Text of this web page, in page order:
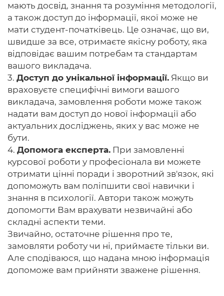
мають досвід, знання та розуміння методології,
а також доступ до інформації, якої може не
мати студент-початківець. Це означає, що ви,
швидше за все, отримаєте якісну роботу, яка
відповідає вашим потребам та стандартам
вашого викладача.
3. Доступ до унікальної інформації. Якщо ви
враховуєте специфічні вимоги вашого
викладача, замовлення роботи може також
надати вам доступ до нової інформації або
актуальних досліджень, яких у вас може не
бути.
4. Допомога експерта. При замовленні
курсової роботи у професіонала ви можете
отримати цінні поради і зворотний зв'язок, які
допоможуть вам поліпшити свої навички і
знання в психології. Автори також можуть
допомогти Вам врахувати незвичайні або
складні аспекти теми.
Звичайно, остаточне рішення про те,
замовляти роботу чи ні, приймаєте тільки ви.
Але сподіваюся, що надана мною інформація
допоможе вам прийняти зважене рішення.